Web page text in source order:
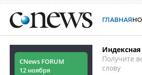
ГЛАВНАЯ
CNews FORUM
12 ноября
Индексная
Получите
слову